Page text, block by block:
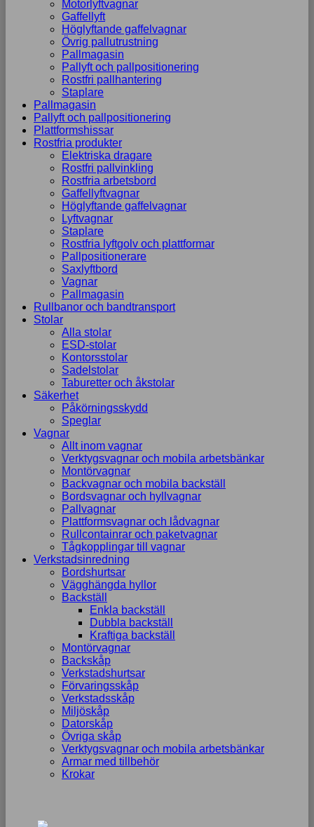
Motorlyftvagnar
Gaffellyft
Höglyftande gaffelvagnar
Övrig pallutrustning
Pallmagasin
Pallyft och pallpositionering
Rostfri pallhantering
Staplare
Pallmagasin
Pallyft och pallpositionering
Plattformshissar
Rostfria produkter
Elektriska dragare
Rostfri pallvinkling
Rostfria arbetsbord
Gaffellyftvagnar
Höglyftande gaffelvagnar
Lyftvagnar
Staplare
Rostfria lyftgolv och plattformar
Pallpositionerare
Saxlyftbord
Vagnar
Pallmagasin
Rullbanor och bandtransport
Stolar
Alla stolar
ESD-stolar
Kontorsstolar
Sadelstolar
Taburetter och åkstolar
Säkerhet
Påkörningsskydd
Speglar
Vagnar
Allt inom vagnar
Verktygsvagnar och mobila arbetsbänkar
Montörvagnar
Backvagnar och mobila backställ
Bordsvagnar och hyllvagnar
Pallvagnar
Plattformsvagnar och lådvagnar
Rullcontainrar och paketvagnar
Tågkopplingar till vagnar
Verkstadsinredning
Bordshurtsar
Vägghängda hyllor
Backställ
Enkla backställ
Dubbla backställ
Kraftiga backställ
Montörvagnar
Backskåp
Verkstadshurtsar
Förvaringsskåp
Verkstadsskåp
Miljöskåp
Datorskåp
Övriga skåp
Verktygsvagnar och mobila arbetsbänkar
Armar med tillbehör
Krokar